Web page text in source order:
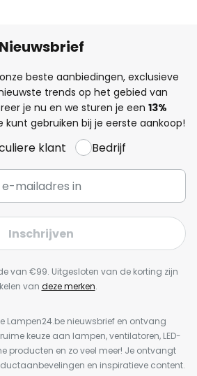
Nieuwsbrief
beste aanbiedingen, exclusieve
trends op het gebied van
je nu en we sturen je een 13%
kunt gebruiken bij je eerste aankoop!
klant Bedrijf
Inschrijven
van €99. Uitgesloten van de korting zijn
van deze merken.
Lampen24.be nieuwsbrief en ontvang
keuze aan lampen, ventilatoren, LED-
producten en zo veel meer! Je ontvangt
en inspiratieve content.